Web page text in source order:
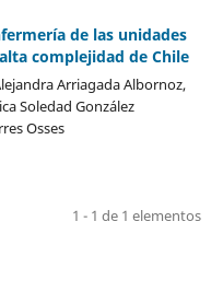
de las unidades
complejidad de Chile
Arriagada Albornoz,
Soledad González
Osses
1 - 1 de 1 elementos